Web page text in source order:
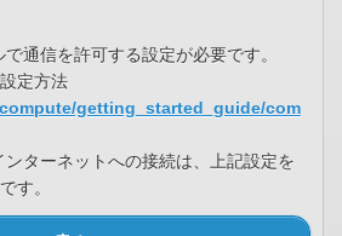
通信を許可する設定が必要です。
定方法
getting_started_guide/com
ターネットへの接続は、上記設定を
す。